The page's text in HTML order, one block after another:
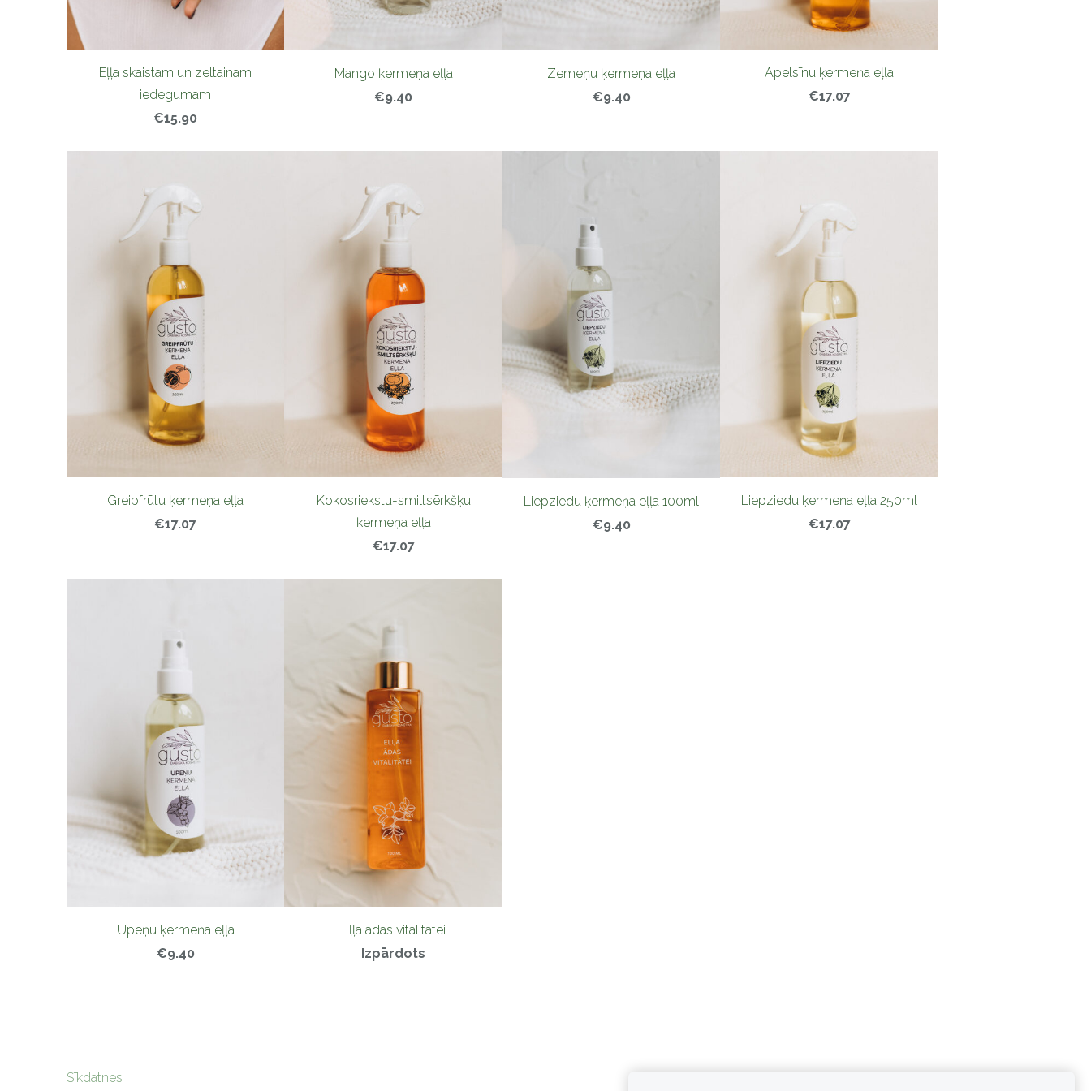
Eļļa skaistam un zeltainam
iedegumam
€15.90
Mango ķermeņa eļļa
€9.40
Zemeņu ķermeņa eļļa
€9.40
Apelsīnu ķermeņa eļļa
€17.07
Greipfrūtu ķermeņa eļļa
€17.07
Kokosriekstu-smiltsērkšķu
ķermeņa eļļa
€17.07
Liepziedu ķermeņa eļļa 100ml
€9.40
Liepziedu ķermeņa eļļa 250ml
€17.07
Upeņu ķermeņa eļļa
€9.40
Eļļa ādas vitalitātei
Izpārdots
Sīkdatnes